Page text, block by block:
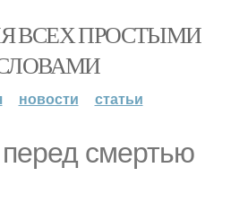
ВСЕХ ПРОСТЫМИ
новости статьи
смертью